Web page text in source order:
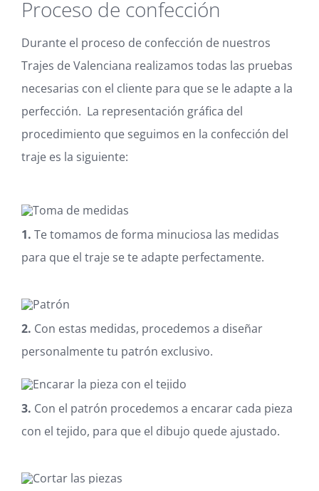
Proceso de confección
Durante el proceso de confección de nuestros
Trajes de Valenciana realizamos todas las pruebas
necesarias con el cliente para que se le adapte a la
perfección. La representación gráfica del
procedimiento que seguimos en la confección del
traje es la siguiente:
1. Te tomamos de forma minuciosa las medidas
para que el traje se te adapte perfectamente.
2. Con estas medidas, procedemos a diseñar
personalmente tu patrón exclusivo.
3. Con el patrón procedemos a encarar cada pieza
con el tejido, para que el dibujo quede ajustado.